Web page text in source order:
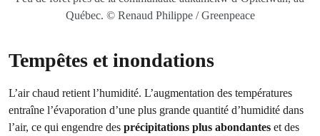
Québec. © Renaud Philippe / Greenpeace
Tempêtes et inondations
L’air chaud retient l’humidité. L’augmentation des températures
entraîne l’évaporation d’une plus grande quantité d’humidité dans
l’air, ce qui engendre des précipitations plus abondantes et des